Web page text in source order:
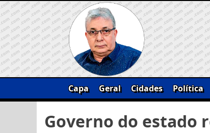
Skip
to
content
Capa Geral Cidades Política
por:
Governo do estado